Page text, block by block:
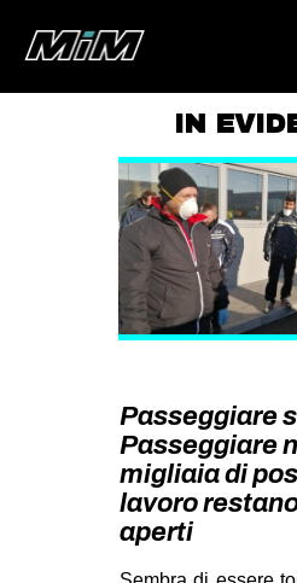
AREA
GAZA
MSM
STUDENTI
ZAM
IN
Passeggiare
Passeggiare
migliaia di
lavoro
aperti